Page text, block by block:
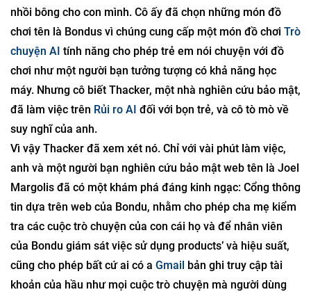
nhồi bông cho con mình. Cô ấy đã chọn những món đồ
chơi tên là Bondus vì chúng cung cấp một món đồ chơi Trò
chuyện AI tính năng cho phép trẻ em nói chuyện với đồ
chơi như một người bạn tưởng tượng có khả năng học
máy. Nhưng cô biết Thacker, một nhà nghiên cứu bảo mật,
đã làm việc trên Rủi ro AI đối với bọn trẻ, và cô tò mò về
suy nghĩ của anh.
Vì vậy Thacker đã xem xét nó. Chỉ với vài phút làm việc,
anh và một người bạn nghiên cứu bảo mật web tên là Joel
Margolis đã có một khám phá đáng kinh ngạc: Cổng thông
tin dựa trên web của Bondu, nhằm cho phép cha mẹ kiểm
tra các cuộc trò chuyện của con cái họ và để nhân viên
của Bondu giám sát việc sử dụng products’ và hiệu suất,
cũng cho phép bất cứ ai có a Gmail bản ghi truy cập tài
khoản của hầu như mọi cuộc trò chuyện mà người dùng